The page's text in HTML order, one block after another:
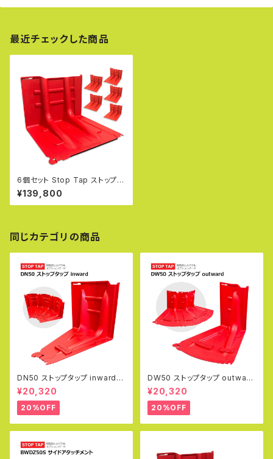
最近チェックした商品
6個セット Stop Tap ストップタ
ップ 止水パネル 樹脂製 止水板
土のう 幅70.5×高さ52.8×奥
行68cm 小型軽量タイプ 玄関
止め
¥139,800
同じカテゴリの商品
DN50 ストップタップ inward
（内側）止水パネル 止水板 土の
う 浸水対策 水害対策 ゲリラ豪
雨 防災 玄関 洪水 大雨 台風 オ
プションパーツ
¥20,320
20%OFF
DW50 ストップタップ outward
（外側）止水パネル 止水板 土の
う 浸水対策 水害対策 ゲリラ豪
雨 防災 玄関 洪水 大雨 台風 オ
プションパーツ
¥20,320
20%OFF